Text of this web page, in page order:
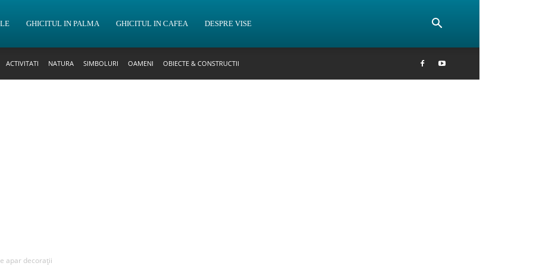
GHICITUL IN PALMA GHICITUL IN CAFEA DESPRE VISE
ACTIVITATI NATURA SIMBOLURI OAMENI OBIECTE & CONSTRUCTII
apar decorații